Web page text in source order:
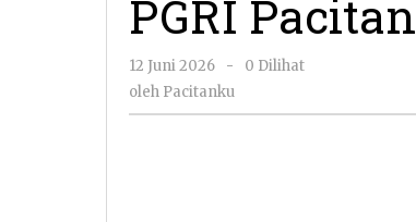
PGRI Pacitan
12 Juni 2026
oleh
Pacitanku
-
0 Dilihat
oleh Pacitanku